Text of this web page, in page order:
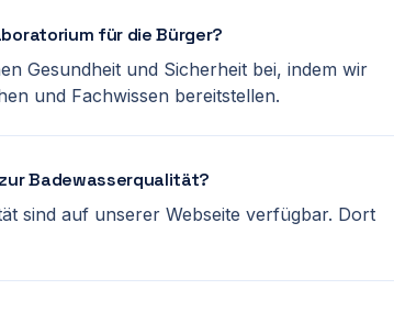
für die Bürger?
Gesundheit und Sicherheit bei, indem wir
und Fachwissen bereitstellen.
Badewasserqualität?
sind auf unserer Webseite verfügbar. Dort